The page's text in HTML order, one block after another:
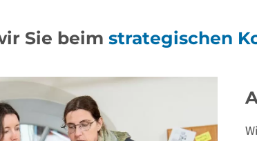
Sie beim strategischen